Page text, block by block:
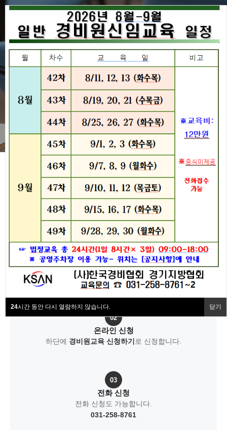
24시간 동안 다시 열람하지 않습니다. 닫기
교육일정
경비원교육
경비원교육
구인구직
협회주요사업
협회회원사
협회소개
교육일정
일반경비원 신임교육
교육일정
교육 신청하기
이수증 재발급
안내사항
FAQ
교육신청방법
01
교육일정 확인
참여하실 차수를 선택합니다.
3일 연속 참석해야 합니다.
02
온라인 신청
하단에 경비원교육 신청하기 로 신청합니다.
03
전화 신청
전화 신청도 가능합니다.
031-258-8761